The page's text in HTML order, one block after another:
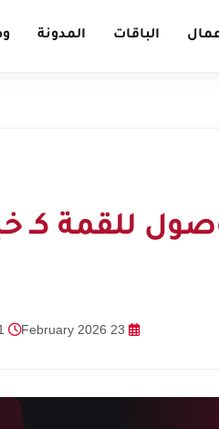
الباقات المدونة
للقمة كـ